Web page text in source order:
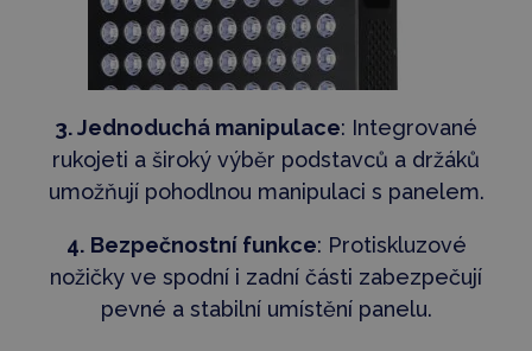
3.Jednoduchá manipulace: Integrované
rukojeti a široký výběr podstavců a držáků
umožňují pohodlnou manipulaci s panelem.
4. Bezpečnostní funkce: Protiskluzové
nožičky ve spodní i zadní části zabezpečují
pevné a stabilní umístění panelu.